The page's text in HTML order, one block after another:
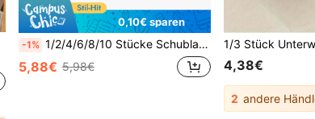
0,10€ sparen
-1% 1/2/4/6/8/10 Stücke Schubladenteiler Aufbewahrungsbox, verstellbarer Kleiderschubladenteiler, erweiterbare Küchenschubladen Aufbewahrungsbox, verstellbarer Teiler für Schlafzimmer, Badezimmer, Schminktisch, Kleiderschrank, Kleidung, Büro, Küchenaufbewahrung, robust und langanhaltend. Schlüsselwörter: Schlafzimmer, Aufbewahrungsbox, Heimaufbewahrung, weißes T-Shirt, schwarze Hose, Damen Winterkleidung, Kleid, Damen Winterkleidung, elegantes Damenkleid, weißes Hemd, Langarm, weißer Jumpsuit, Frühlingskleid, Frühlingsset, Frühling, Frühlingskleidung, minimalistischer Stil, Sommer Top
5,88€ 5,98€ 4,38€
2 andere